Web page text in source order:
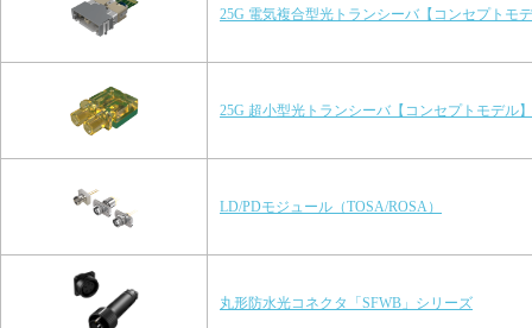
25G 電気複合型光トランシーバ【コンセプトモ
25G 超小型光トランシーバ【コンセプトモデル】
LD/PDモジュール（TOSA/ROSA）
丸形防水光コネクタ「SFWB」シリーズ